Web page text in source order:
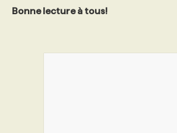
Bonne lecture à tous!